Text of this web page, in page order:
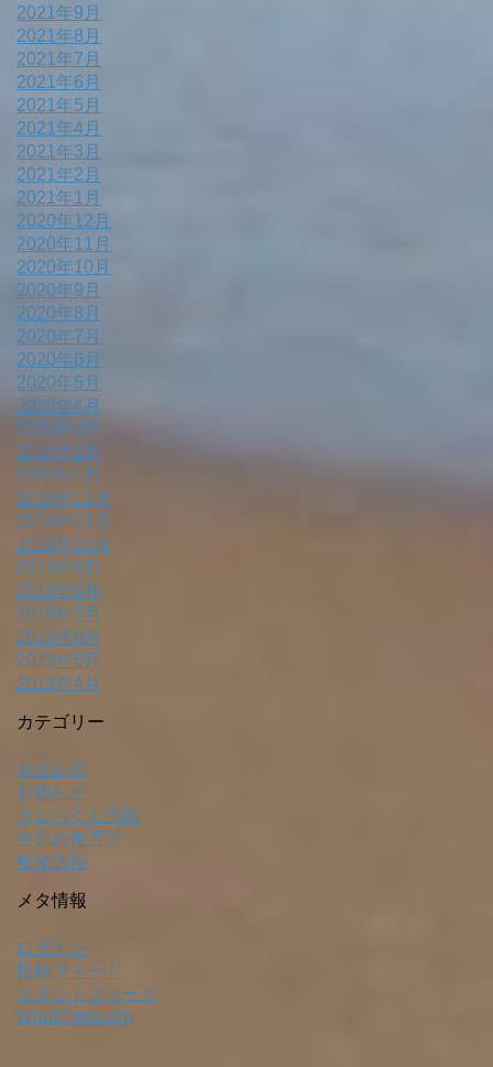
2021年9月
2021年8月
2021年7月
2021年6月
2021年5月
2021年4月
2021年3月
2021年2月
2021年1月
2020年12月
2020年11月
2020年10月
2020年9月
2020年8月
2020年7月
2020年6月
2020年5月
2020年4月
2020年3月
2020年2月
2020年1月
2019年12月
2019年11月
2019年10月
2019年9月
2019年8月
2019年7月
2019年6月
2019年5月
2019年4月
カテゴリー
お店紹介
お知らせ
まんべくん情報
今日の長万部
観光情報
メタ情報
ログイン
投稿フィード
コメントフィード
WordPress.org